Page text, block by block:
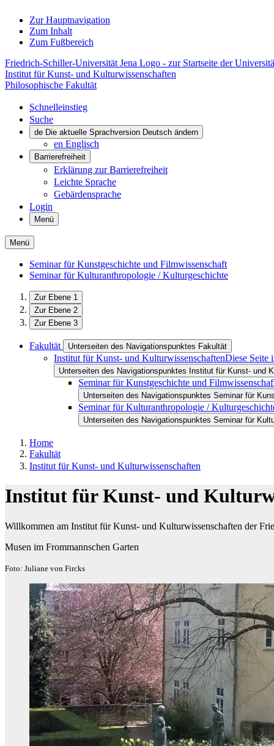
Zur Hauptnavigation
Zum Inhalt
Zum Fußbereich
Friedrich-Schiller-Universität Jena Logo - zur Startseite der
Institut für Kunst- und Kulturwissenschaften
Philosophische Fakultät
Schnelleinstieg
Suche
de Die aktuelle Sprachversion Deutsch ändern
en Englisch
Barrierefreiheit
Erklärung zur Barrierefreiheit
Leichte Sprache
Gebärdensprache
Login
Menü
Menü
Seminar für Kunstgeschichte und Filmwissenschaft
Seminar für Kulturanthropologie / Kulturgeschichte
Zur Ebene 1
Zur Ebene 2
Zur Ebene 3
Fakultät Unterseiten des Navigationspunktes Fakultät
Institut für Kunst- und KulturwissenschaftenDiese Seite
Unterseiten des Navigationspunktes Institut für Kunst- und
Seminar für Kunstgeschichte und
Unterseiten des Navigationspunktes Seminar für
Seminar für Kulturanthropologie /
Unterseiten des Navigationspunktes Seminar für
Home
Fakultät
Institut für Kunst- und Kulturwissenschaften
Institut für Kunst- und
Willkommen am Institut für Kunst- und Kulturwissenschaften der
Musen im Frommannschen Garten
Foto: Juliane von Fircks